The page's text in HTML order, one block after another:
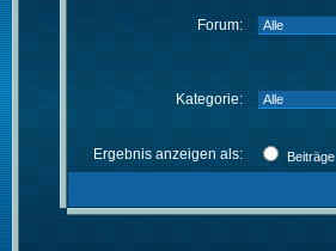
Forum:
Kategorie:
Ergebnis anzeigen als: Beiträge